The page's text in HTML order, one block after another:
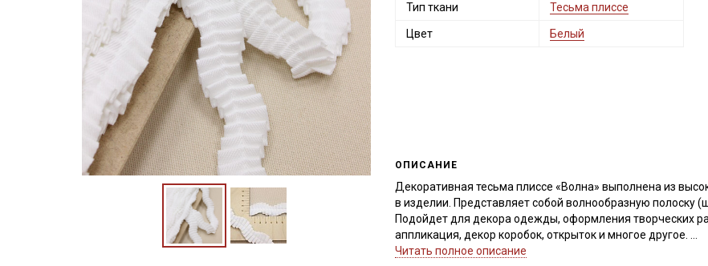
Тип ткани Тесьма плиссе
Цвет Белый
ОПИСАНИЕ
Декоративная тесьма плиссе «Волна» выполнена из
в изделии. Представляет собой волнообразную полоску
Подойдет для декора одежды, оформления творческих
аппликация, декор коробок, открыток и многое другое.
Важно! Перед применением тесьму следует замочить в
Читать полное описание